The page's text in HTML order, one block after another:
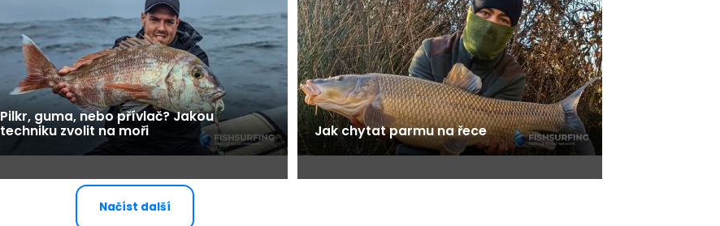
Pilkr, guma, nebo přívlač? Jakou
techniku zvolit na moři Jak chytat parmu na řece
Načíst další